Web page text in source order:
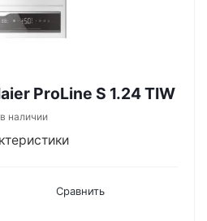
ProLine S 1.24 ТIW
наличии
Сравнить